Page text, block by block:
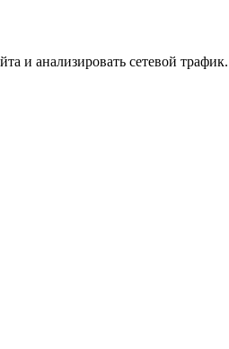
и анализировать сетевой трафик.